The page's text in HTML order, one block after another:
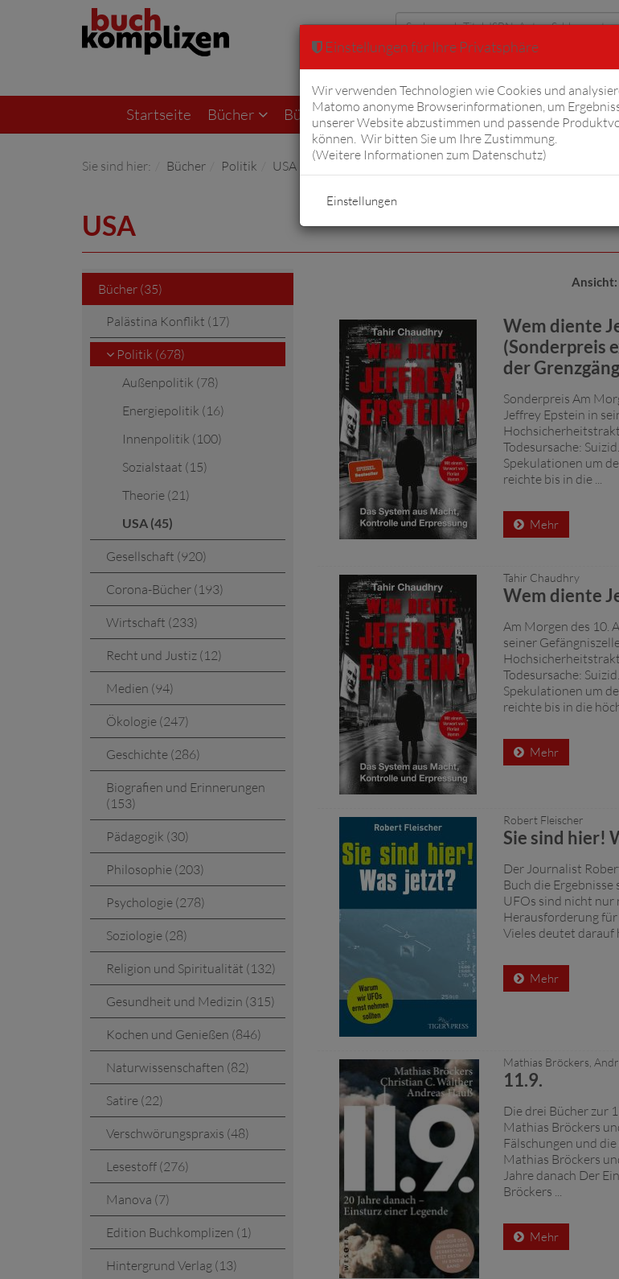
Erweiterte Suche
Startseite Bücher Bücher von Fiftyfifty Hörbücher Komplizen
Sie sind hier: Bücher Politik USA
USA
Bücher (35)
Palästina Konflikt (17)
Politik (678)
Außenpolitik (78)
Energiepolitik (16)
Innenpolitik (100)
Sozialstaat (15)
Theorie (21)
USA (45)
Gesellschaft (920)
Corona-Bücher (193)
Wirtschaft (233)
Recht und Justiz (12)
Medien (94)
Ökologie (247)
Geschichte (286)
Biografien und Erinnerungen
(153)
Pädagogik (30)
Philosophie (203)
Psychologie (278)
Soziologie (28)
Religion und Spiritualität (132)
Gesundheit und Medizin (315)
Kochen und Genießen (846)
Naturwissenschaften (82)
Satire (22)
Verschwörungspraxis (48)
Lesestoff (276)
Manova (7)
Edition Buchkomplizen (1)
Hintergrund Verlag (13)
Ansicht:
Wem diente
(Sonderpreis
der
Sonderpreis Am
Jeffrey Epstein in
Todesursache:
Spekulationen um
reichte bis in die ...
Mehr
Tahir Chaudhry
Wem diente
Am Morgen des 10.
seiner
Todesursache:
Spekulationen um
reichte bis in die
Mehr
Robert Fleischer
Sie sind hier!
Der Journalist
Buch die
UFOs sind nicht
Herausforderung
Vieles deutet darauf
Mehr
Mathias Bröckers,
11.9.
Die drei Bücher zur
Mathias Bröckers
Fälschungen und
Mathias Bröckers
Jahre danach Der
Bröckers ...
Mehr
Einstellungen für Ihre Privatsphäre
Wir verwenden Technologien wie Cookies und
Matomo anonyme Browserinformationen, um
unserer Website abzustimmen und passende
können. Wir bitten Sie um Ihre Zustimmung.
(Weitere Informationen zum Datenschutz)
Einstellungen